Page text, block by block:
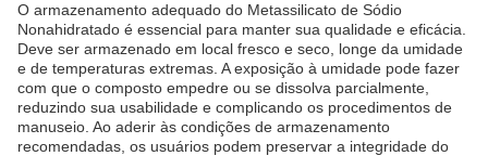
O armazenamento adequado do Metassilicato de Sódio
Nonahidratado é essencial para manter sua qualidade e eficácia.
Deve ser armazenado em local fresco e seco, longe da umidade
e de temperaturas extremas. A exposição à umidade pode fazer
com que o composto empedre ou se dissolva parcialmente,
reduzindo sua usabilidade e complicando os procedimentos de
manuseio. Ao aderir às condições de armazenamento
recomendadas, os usuários podem preservar a integridade do